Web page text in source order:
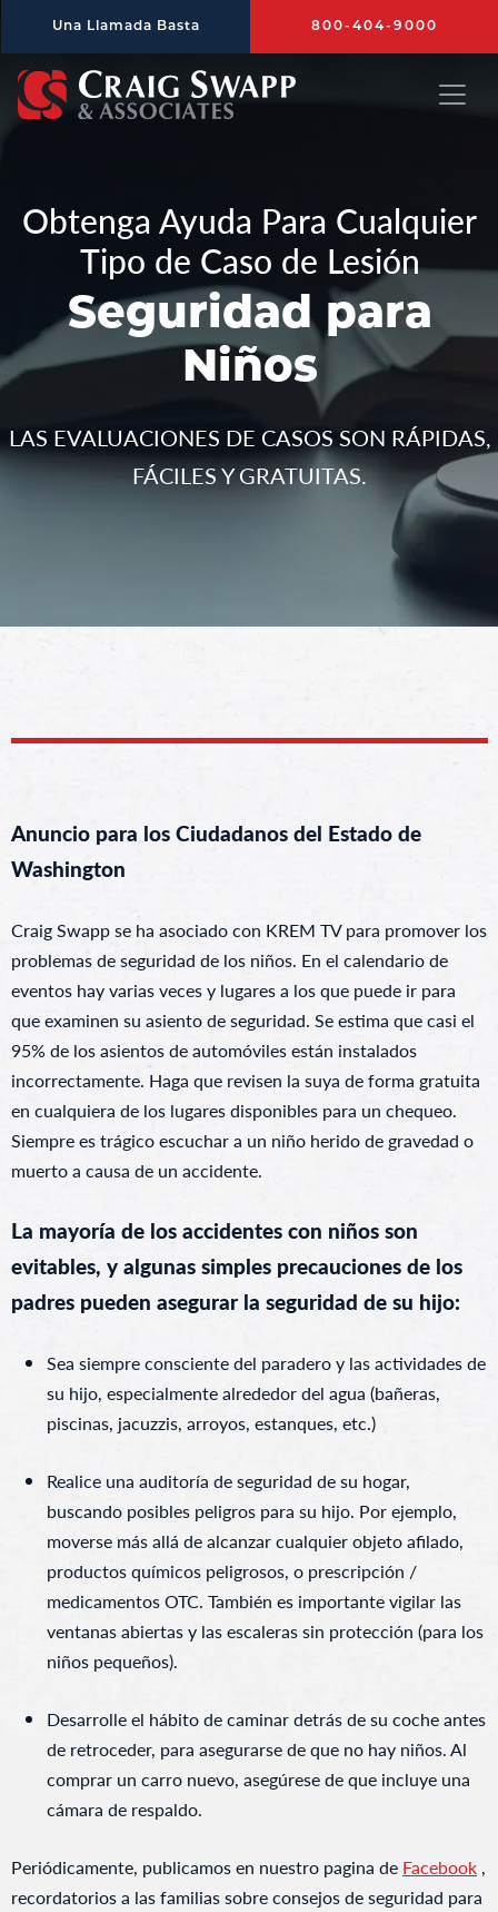
Una Llamada Basta 800-404-9000
Obtenga Ayuda Para Cualquier
Tipo de Caso de Lesión
Seguridad para
Niños
LAS EVALUACIONES DE CASOS SON RÁPIDAS,
FÁCILES Y GRATUITAS.
Anuncio para los Ciudadanos del Estado de
Washington
Craig Swapp se ha asociado con KREM TV para promover los
problemas de seguridad de los niños. En el calendario de
eventos hay varias veces y lugares a los que puede ir para
que examinen su asiento de seguridad. Se estima que casi el
95% de los asientos de automóviles están instalados
incorrectamente. Haga que revisen la suya de forma gratuita
en cualquiera de los lugares disponibles para un chequeo.
Siempre es trágico escuchar a un niño herido de gravedad o
muerto a causa de un accidente.
La mayoría de los accidentes con niños son
evitables, y algunas simples precauciones de los
padres pueden asegurar la seguridad de su hijo:
Sea siempre consciente del paradero y las actividades de
su hijo, especialmente alrededor del agua (bañeras,
piscinas, jacuzzis, arroyos, estanques, etc.)
Realice una auditoría de seguridad de su hogar,
buscando posibles peligros para su hijo. Por ejemplo,
moverse más allá de alcanzar cualquier objeto afilado,
productos químicos peligrosos, o prescripción /
medicamentos OTC. También es importante vigilar las
ventanas abiertas y las escaleras sin protección (para los
niños pequeños).
Desarrolle el hábito de caminar detrás de su coche antes
de retroceder, para asegurarse de que no hay niños. Al
comprar un carro nuevo, asegúrese de que incluye una
cámara de respaldo.
Periódicamente, publicamos en nuestro pagina de Facebook ,
recordatorios a las familias sobre consejos de seguridad para